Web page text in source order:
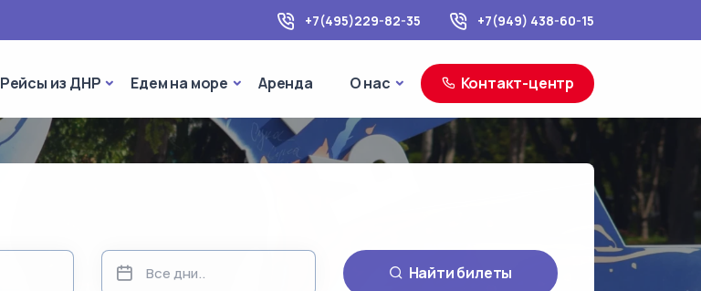
+7(495)229-82-35 +7(949) 438-60-15
Рейсы из ДНРРейсы из ДНР
Едем на мореЕдем на море
Аренда О насО нас Контакт-центр
Найти билеты